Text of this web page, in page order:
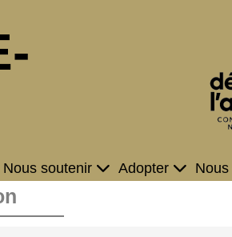
Nous soutenir Adopter